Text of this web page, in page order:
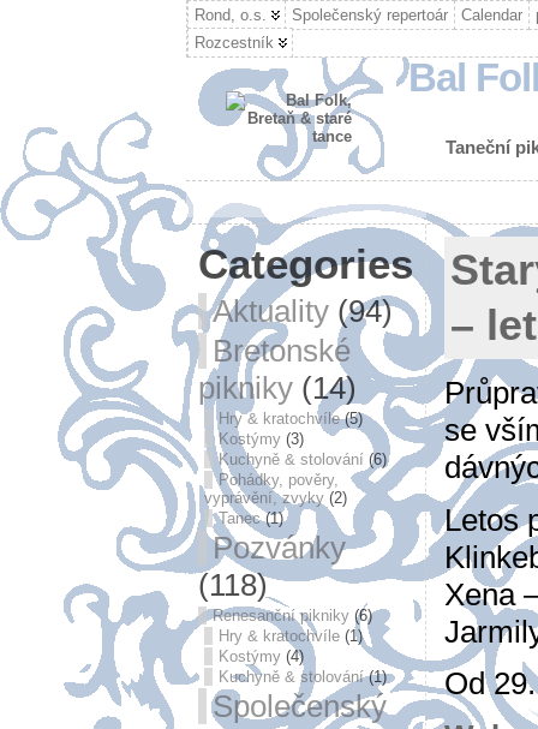
Rond, o.s. Společenský repertoár Calendar
Rozcestník
Bal
Taneční
Categories
Aktuality(94)
Bretonské
pikniky(14)
Hry & kratochvíle(5)
Kostýmy(3)
Kuchyně & stolování(6)
Pohádky, pověry,
vyprávění, zvyky(2)
Tanec(1)
Pozvánky
(118)
Renesanční pikniky(6)
Hry & kratochvíle(1)
Kostýmy(4)
Kuchyně & stolování(1)
Společenský
–
se
Letos
Xena
Od